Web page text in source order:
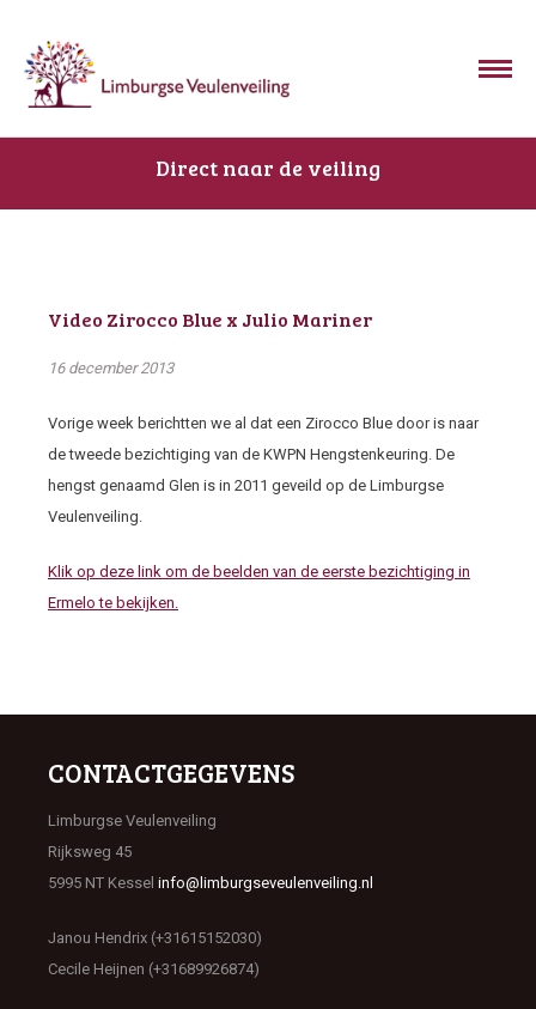
Direct naar de veiling
Video Zirocco Blue x Julio Mariner
16 december 2013
Vorige week berichtten we al dat een Zirocco Blue door is naar
de tweede bezichtiging van de KWPN Hengstenkeuring. De
hengst genaamd Glen is in 2011 geveild op de Limburgse
Veulenveiling.
Klik op deze link om de beelden van de eerste bezichtiging in
Ermelo te bekijken.
CONTACTGEGEVENS
Limburgse Veulenveiling
Rijksweg 45
5995 NT Kessel info@limburgseveulenveiling.nl
Janou Hendrix (+31615152030)
Cecile Heijnen (+31689926874)